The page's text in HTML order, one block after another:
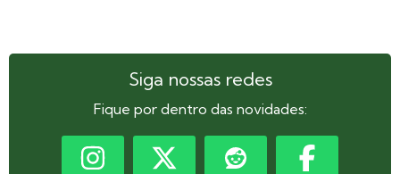
Siga nossas redes
Fique por dentro das novidades: